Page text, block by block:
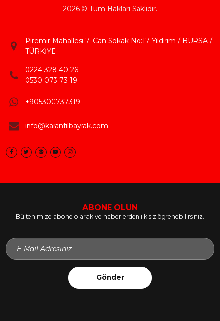
2026 © Tüm Hakları Saklıdır.
Piremir Mahallesi 7. Can Sokak No:17 Yıldırım / BURSA /
TÜRKİYE
0224 328 40 26
0530 073 73 19
+905300737319
info@karanfilbayrak.com
ABONE OLUN
Bültenimize abone olarak ve haberlerden ilk siz ögrenebilirsiniz.
Gönder